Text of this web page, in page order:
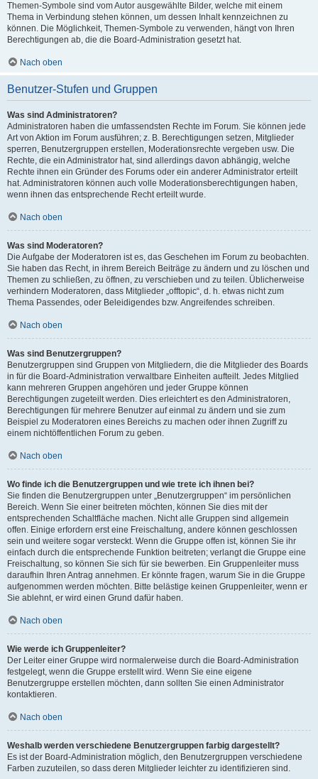
Themen-Symbole sind vom Autor ausgewählte Bilder, welche mit einem
Thema in Verbindung stehen können, um dessen Inhalt kennzeichnen zu
können. Die Möglichkeit, Themen-Symbole zu verwenden, hängt von Ihren
Berechtigungen ab, die die Board-Administration gesetzt hat.
Nach oben
Benutzer-Stufen und Gruppen
Was sind Administratoren?
Administratoren haben die umfassendsten Rechte im Forum. Sie können jede
Art von Aktion im Forum ausführen; z. B. Berechtigungen setzen, Mitglieder
sperren, Benutzergruppen erstellen, Moderationsrechte vergeben usw. Die
Rechte, die ein Administrator hat, sind allerdings davon abhängig, welche
Rechte ihnen ein Gründer des Forums oder ein anderer Administrator erteilt
hat. Administratoren können auch volle Moderationsberechtigungen haben,
wenn ihnen das entsprechende Recht erteilt wurde.
Nach oben
Was sind Moderatoren?
Die Aufgabe der Moderatoren ist es, das Geschehen im Forum zu beobachten.
Sie haben das Recht, in ihrem Bereich Beiträge zu ändern und zu löschen und
Themen zu schließen, zu öffnen, zu verschieben und zu teilen. Üblicherweise
verhindern Moderatoren, dass Mitglieder „offtopic“, d. h. etwas nicht zum
Thema Passendes, oder Beleidigendes bzw. Angreifendes schreiben.
Nach oben
Was sind Benutzergruppen?
Benutzergruppen sind Gruppen von Mitgliedern, die die Mitglieder des Boards
in für die Board-Administration verwaltbare Einheiten aufteilt. Jedes Mitglied
kann mehreren Gruppen angehören und jeder Gruppe können
Berechtigungen zugeteilt werden. Dies erleichtert es den Administratoren,
Berechtigungen für mehrere Benutzer auf einmal zu ändern und sie zum
Beispiel zu Moderatoren eines Bereichs zu machen oder ihnen Zugriff zu
einem nichtöffentlichen Forum zu geben.
Nach oben
Wo finde ich die Benutzergruppen und wie trete ich ihnen bei?
Sie finden die Benutzergruppen unter „Benutzergruppen“ im persönlichen
Bereich. Wenn Sie einer beitreten möchten, können Sie dies mit der
entsprechenden Schaltfläche machen. Nicht alle Gruppen sind allgemein
offen. Einige erfordern erst eine Freischaltung, andere können geschlossen
sein und weitere sogar versteckt. Wenn die Gruppe offen ist, können Sie ihr
einfach durch die entsprechende Funktion beitreten; verlangt die Gruppe eine
Freischaltung, so können Sie sich für sie bewerben. Ein Gruppenleiter muss
daraufhin Ihren Antrag annehmen. Er könnte fragen, warum Sie in die Gruppe
aufgenommen werden möchten. Bitte belästige keinen Gruppenleiter, wenn er
Sie ablehnt, er wird einen Grund dafür haben.
Nach oben
Wie werde ich Gruppenleiter?
Der Leiter einer Gruppe wird normalerweise durch die Board-Administration
festgelegt, wenn die Gruppe erstellt wird. Wenn Sie eine eigene
Benutzergruppe erstellen möchten, dann sollten Sie einen Administrator
kontaktieren.
Nach oben
Weshalb werden verschiedene Benutzergruppen farbig dargestellt?
Es ist der Board-Administration möglich, den Benutzergruppen verschiedene
Farben zuzuteilen, so dass deren Mitglieder leichter zu identifizieren sind.